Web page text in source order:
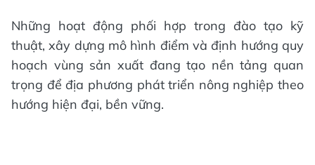
Những hoạt động phối hợp trong đào tạo kỹ
thuật, xây dựng mô hình điểm và định hướng quy
hoạch vùng sản xuất đang tạo nền tảng quan
trọng để địa phương phát triển nông nghiệp theo
hướng hiện đại, bền vững.